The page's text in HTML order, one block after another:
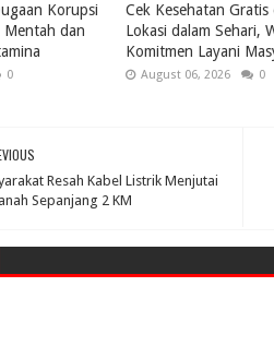
Korupsi
Mentah dan
0
Cek Kesehatan Gratis
Lokasi dalam Sehari,
Komitmen Layani
August 06, 2026 0
Resah Kabel Listrik Menjutai
Sepanjang 2 KM